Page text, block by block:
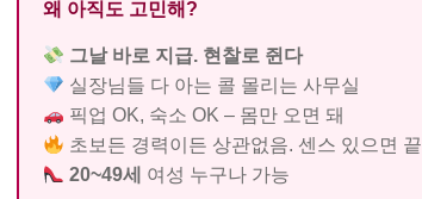
왜 아직도 고민해?
그날 바로 지급. 현찰로 쥔다
실장님들 다 아는 콜 몰리는 사무실
픽업 OK, 숙소 OK – 몸만 오면 돼
초보든 경력이든 상관없음. 센스 있으면 끝
20~49세
여성 누구나 가능